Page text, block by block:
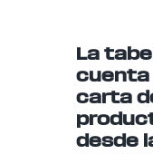
La
cuenta
carta
desde